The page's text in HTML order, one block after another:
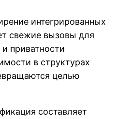
интегрированных
свежие вызовы для
приватности
в структурах
целью
составляет